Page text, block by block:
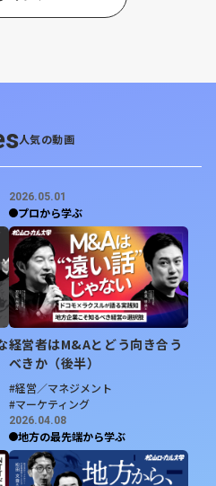
喚起
民に対し「当面の間、日本へ
注意喚起した。日本に滞在中
十分注意し、自己防衛を強化
言
事に関して挑発的な発言を行
が中国国民の安全を脅かすリ
いる。これを理由に今回の措
人気の動画
2026.05.01
プロから学ぶ
経営者はM&Aとどう向き合う
べきか（後半）
#経営／マネジメント
#マーケティング
2026.04.08
地方の最先端から学ぶ